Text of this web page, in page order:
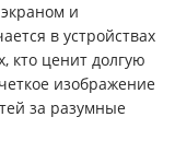
и
в устройствах
кто ценит долгую
изображение
за разумные